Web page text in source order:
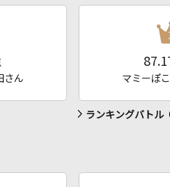
さん
マミーぽ
ランキングバトル